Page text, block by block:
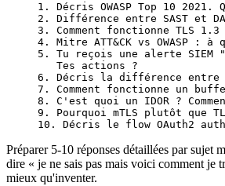
1. Décris OWASP Top 10
2. Différence entre SAST et
3. Comment fonctionne TLS
4. Mitre ATT&CK vs OWASP :
5. Tu reçois une alerte SIEM
   Tes actions ?
6. Décris la différence entre
7. Comment fonctionne un
8. C'est quoi un IDOR ?
9. Pourquoi mTLS plutôt que
10. Décris le flow OAuth2
Préparer 5-10 réponses détaillées par sujet
dire « je ne sais pas mais voici comment je
mieux qu'inventer.